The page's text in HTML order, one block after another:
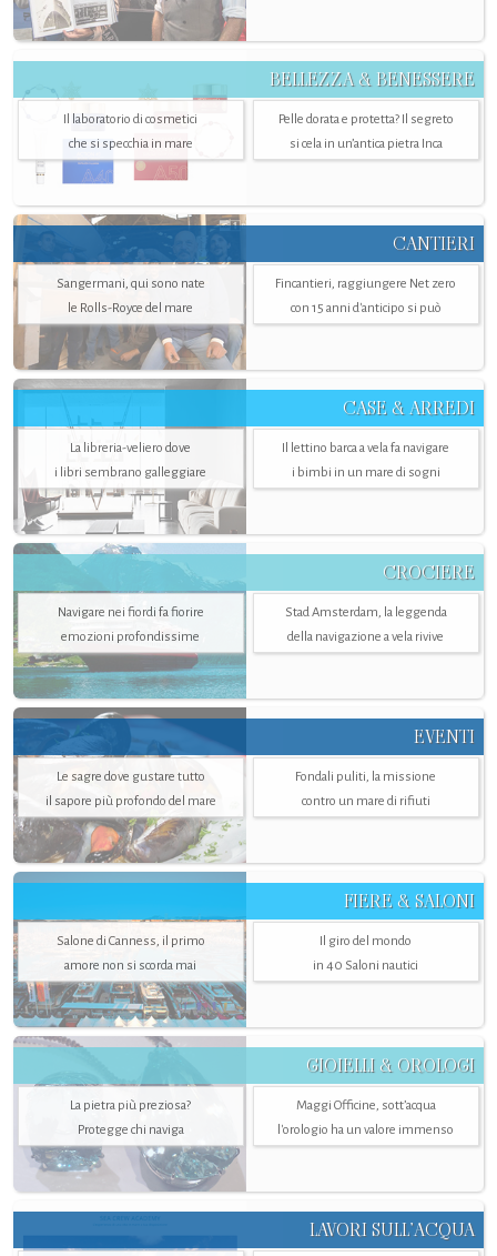
BELLEZZA & BENESSERE
Il laboratorio di cosmetici
che si specchia in mare
Pelle dorata e protetta? Il segreto
si cela in un’antica pietra Inca
CANTIERI
Sangermani, qui sono nate
le Rolls-Royce del mare
Fincantieri, raggiungere Net zero
con 15 anni d'anticipo si può
CASE & ARREDI
La libreria-veliero dove
i libri sembrano galleggiare
Il lettino barca a vela fa navigare
i bimbi in un mare di sogni
CROCIERE
Navigare nei fiordi fa fiorire
emozioni profondissime
Stad Amsterdam, la leggenda
della navigazione a vela rivive
EVENTI
Le sagre dove gustare tutto
il sapore più profondo del mare
Fondali puliti, la missione
contro un mare di rifiuti
FIERE & SALONI
Salone di Canness, il primo
amore non si scorda mai
Il giro del mondo
in 40 Saloni nautici
GIOIELLI & OROLOGI
La pietra più preziosa?
Protegge chi naviga
Maggi Officine, sott’acqua
l'orologio ha un valore immenso
LAVORI SULL’ACQUA